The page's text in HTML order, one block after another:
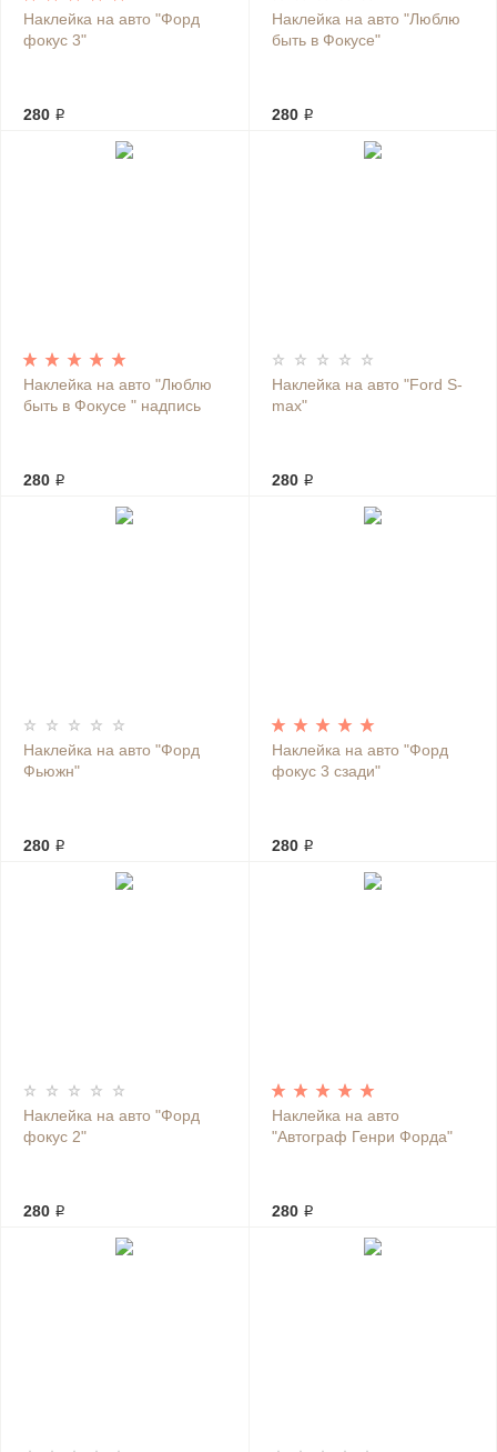
Наклейка на авто "Форд
фокус 3"
280 ₽
Наклейка на авто "Люблю
быть в Фокусе"
280 ₽
Наклейка на авто "Люблю
быть в Фокусе " надпись
280 ₽
Наклейка на авто "Ford S-
max"
280 ₽
Наклейка на авто "Форд
Фьюжн"
280 ₽
Наклейка на авто "Форд
фокус 3 сзади"
280 ₽
Наклейка на авто "Форд
фокус 2"
280 ₽
Наклейка на авто
"Автограф Генри Форда"
280 ₽